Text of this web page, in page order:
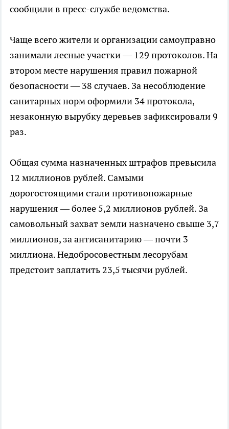
сообщили в пресс-службе ведомства.
Чаще всего жители и организации самоуправно
занимали лесные участки — 129 протоколов. На
втором месте нарушения правил пожарной
безопасности — 38 случаев. За несоблюдение
санитарных норм оформили 34 протокола,
незаконную вырубку деревьев зафиксировали 9
раз.
Общая сумма назначенных штрафов превысила
12 миллионов рублей. Самыми
дорогостоящими стали противопожарные
нарушения — более 5,2 миллионов рублей. За
самовольный захват земли назначено свыше 3,7
миллионов, за антисанитарию — почти 3
миллиона. Недобросовестным лесорубам
предстоит заплатить 23,5 тысячи рублей.